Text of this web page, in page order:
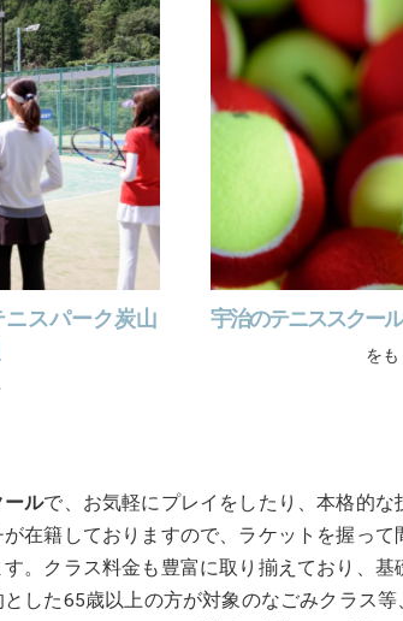
スパーク炭山
宇治のテニススクー
を
ールで、お気軽にプレイをしたり、本格的
在籍しておりますので、ラケットを握っ
。クラス料金も豊富に取り揃えており、
した65歳以上の方が対象のなごみクラス